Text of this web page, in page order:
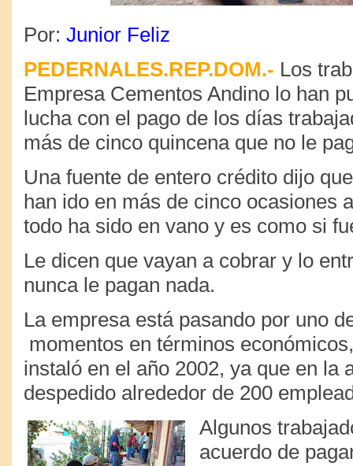
Por: Junior Feliz
PEDERNALES.REP.DOM.- Los
Empresa Cementos Andino lo han
lucha con el pago de los días
más de cinco quincena que no le
Una fuente de entero crédito dijo
han ido en más de cinco ocasiones
todo ha sido en vano y es como si
Le dicen que vayan a cobrar y lo
nunca le pagan nada.
La empresa está pasando por uno
momentos en términos
instaló en el año 2002, ya que en la
despedido alrededor de 200
Algunos
acuerdo de